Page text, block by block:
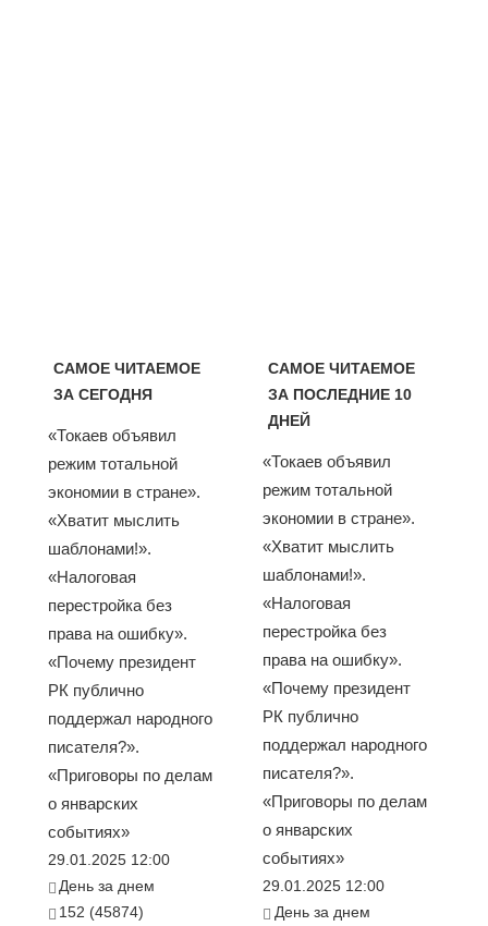
САМОЕ ЧИТАЕМОЕ
ЗА СЕГОДНЯ
«Токаев объявил
режим тотальной
экономии в стране».
«Хватит мыслить
шаблонами!».
«Налоговая
перестройка без
права на ошибку».
«Почему президент
РК публично
поддержал народного
писателя?».
«Приговоры по делам
о январских
событиях»
29.01.2025 12:00
День за днем
152 (45874)
САМОЕ ЧИТАЕМОЕ
ЗА ПОСЛЕДНИЕ 10
ДНЕЙ
«Токаев объявил
режим тотальной
экономии в стране».
«Хватит мыслить
шаблонами!».
«Налоговая
перестройка без
права на ошибку».
«Почему президент
РК публично
поддержал народного
писателя?».
«Приговоры по делам
о январских
событиях»
29.01.2025 12:00
День за днем